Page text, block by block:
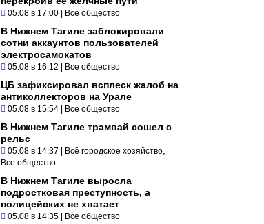
05.08 в 17:00 | Все общество
В Нижнем Тагиле заблокировали
сотни аккаунтов пользователей
электросамокатов
05.08 в 16:12 | Все общество
ЦБ зафиксировал всплеск жалоб на
антиколлекторов на Урале
05.08 в 15:54 | Все общество
В Нижнем Тагиле трамвай сошел с
рельс
05.08 в 14:37 | Всё городское хозяйство
Все общество
В Нижнем Тагиле выросла
подростковая преступность, а
полицейских не хватает
05.08 в 14:35 | Все общество